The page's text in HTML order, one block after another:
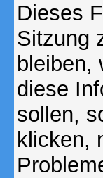
Dieses
Sitzung
bleiben,
diese
sollen,
klicken,